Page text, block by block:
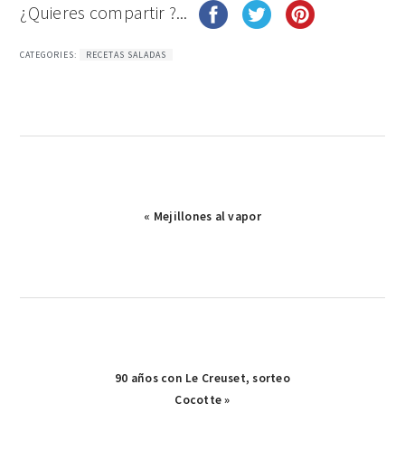
¿Quieres compartir ?...
CATEGORIES: RECETAS SALADAS
Publicación
« Mejillones al vapor
Publicación
90 años con Le Creuset, sorteo
Cocotte »